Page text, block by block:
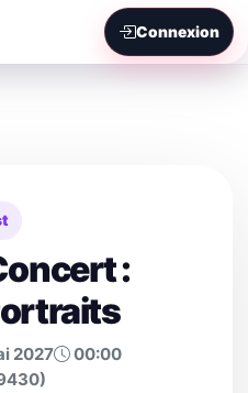
Connexion
:
2027
00:00